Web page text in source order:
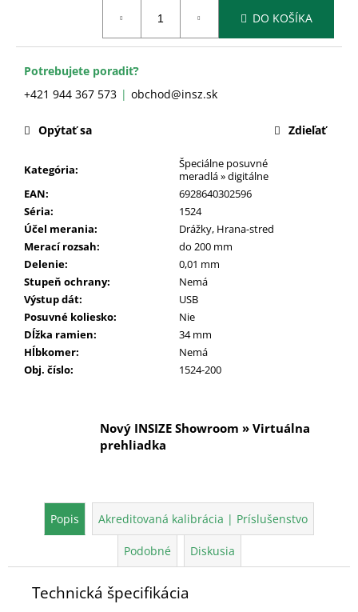
DO KOŠÍKA
Potrebujete poradiť?
+421 944 367 573
obchod@insz.sk
Kategória:
Špeciálne posuvné
meradlá » digitálne
EAN:
6928640302596
Séria:
1524
Účel merania: Drážky, Hrana-stred
Merací rozsah:
do 200 mm
Delenie:
0,01 mm
Stupeň ochrany:
Nemá
Výstup dát:
USB
Posuvné koliesko:
Nie
Dĺžka ramien:
34 mm
Hĺbkomer:
Nemá
Obj. číslo: 1524-200
Opýtať sa Zdieľať
Nový INSIZE Showroom » Virtuálna
prehliadka
Popis Akreditovaná kalibrácia | Príslušenstvo
Podobné Diskusia
Technická špecifikácia